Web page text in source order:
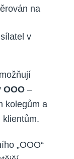
na
v
OOO –
kolegům a
klientům.
„OOO“